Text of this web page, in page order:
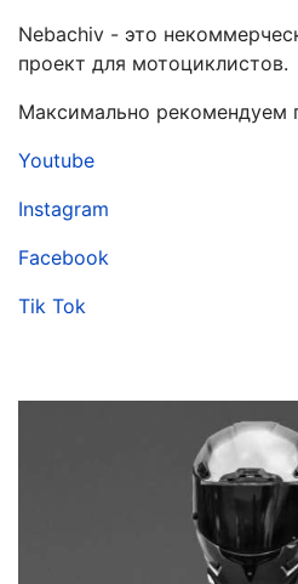
Nebachiv - это
проект для мотоциклистов.
Максимально рекомендуем
Youtube
Instagram
Facebook
Tik Tok